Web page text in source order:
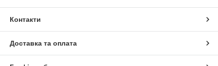
Контакти
Доставка та оплата